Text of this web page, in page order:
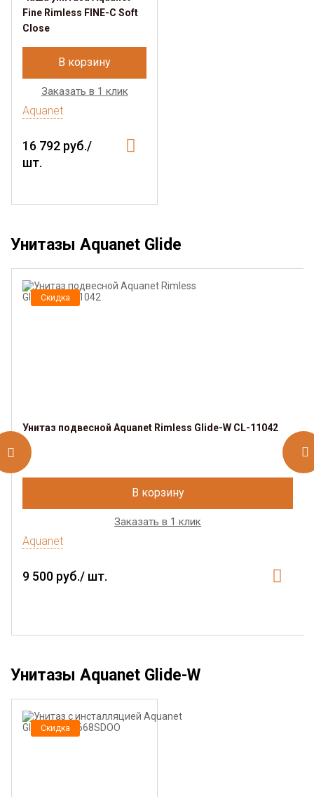
Fine Rimless FINE-C Soft
Close
В корзину
Заказать в 1 клик
Aquanet
16 792 руб./
шт.
Унитазы Aquanet Glide
Скидка
Унитаз подвесной Aquanet Rimless Glide-W CL-11042
В корзину
Заказать в 1 клик
Aquanet
9 500 руб./ шт.
Унитазы Aquanet Glide-W
Скидка